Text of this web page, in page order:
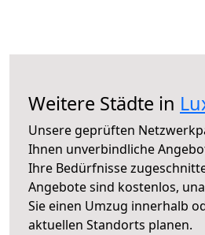
Weitere Städte in
Unsere geprüften
Ihnen unverbindliche
Ihre Bedürfnisse
Angebote sind kostenlos,
Sie einen Umzug innerhalb
aktuellen Standorts planen.